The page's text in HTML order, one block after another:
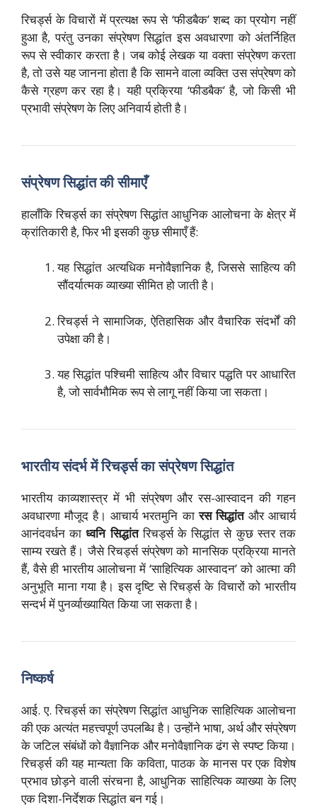
रिचर्ड्स के विचारों में प्रत्यक्ष रूप से ‘फीडबैक’ शब्द का प्रयोग नहीं
हुआ है, परंतु उनका संप्रेषण सिद्धांत इस अवधारणा को अंतर्निहित
रूप से स्वीकार करता है। जब कोई लेखक या वक्ता संप्रेषण करता
है, तो उसे यह जानना होता है कि सामने वाला व्यक्ति उस संप्रेषण को
कैसे ग्रहण कर रहा है। यही प्रक्रिया ‘फीडबैक’ है, जो किसी भी
प्रभावी संप्रेषण के लिए अनिवार्य होती है।
संप्रेषण सिद्धांत की सीमाएँ
हालाँकि रिचर्ड्स का संप्रेषण सिद्धांत आधुनिक आलोचना के क्षेत्र में
क्रांतिकारी है, फिर भी इसकी कुछ सीमाएँ हैं:
यह सिद्धांत अत्यधिक मनोवैज्ञानिक है, जिससे साहित्य की
सौंदर्यात्मक व्याख्या सीमित हो जाती है।
रिचर्ड्स ने सामाजिक, ऐतिहासिक और वैचारिक संदर्भों की
उपेक्षा की है।
यह सिद्धांत पश्चिमी साहित्य और विचार पद्धति पर आधारित
है, जो सार्वभौमिक रूप से लागू नहीं किया जा सकता।
भारतीय संदर्भ में रिचर्ड्स का संप्रेषण सिद्धांत
भारतीय काव्यशास्त्र में भी संप्रेषण और रस-आस्वादन की गहन
अवधारणा मौजूद है। आचार्य भरतमुनि कारस सिद्धांतऔर आचार्य
आनंदवर्धन काध्वनि सिद्धांतरिचर्ड्स के सिद्धांत से कुछ स्तर तक
साम्य रखते हैं। जैसे रिचर्ड्स संप्रेषण को मानसिक प्रक्रिया मानते
हैं, वैसे ही भारतीय आलोचना में ‘साहित्यिक आस्वादन’ को आत्मा की
अनुभूति माना गया है। इस दृष्टि से रिचर्ड्स के विचारों को भारतीय
सन्दर्भ में पुनर्व्याख्यायित किया जा सकता है।
निष्कर्ष
आई. ए. रिचर्ड्स का संप्रेषण सिद्धांत आधुनिक साहित्यिक आलोचना
की एक अत्यंत महत्त्वपूर्ण उपलब्धि है। उन्होंने भाषा, अर्थ और संप्रेषण
के जटिल संबंधों को वैज्ञानिक और मनोवैज्ञानिक ढंग से स्पष्ट किया।
रिचर्ड्स की यह मान्यता कि कविता, पाठक के मानस पर एक विशेष
प्रभाव छोड़ने वाली संरचना है, आधुनिक साहित्यिक व्याख्या के लिए
एक दिशा-निर्देशक सिद्धांत बन गई।